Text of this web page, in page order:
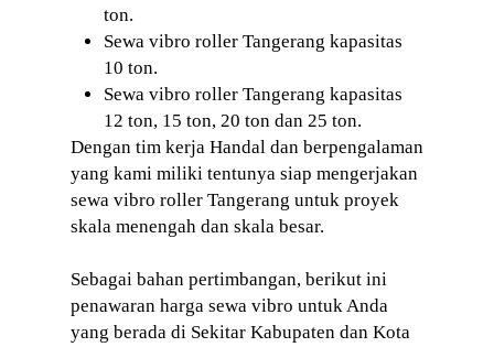
ton.
Sewa vibro roller Tangerang kapasitas
10 ton.
Sewa vibro roller Tangerang kapasitas
12 ton, 15 ton, 20 ton dan 25 ton.
Dengan tim kerja Handal dan berpengalaman
yang kami miliki tentunya siap mengerjakan
sewa vibro roller Tangerang untuk proyek
skala menengah dan skala besar.
Sebagai bahan pertimbangan, berikut ini
penawaran harga sewa vibro untuk Anda
yang berada di Sekitar Kabupaten dan Kota